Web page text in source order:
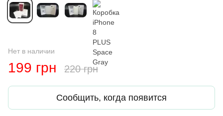
Нет в наличии
199 грн 220 грн
Сообщить, когда появится